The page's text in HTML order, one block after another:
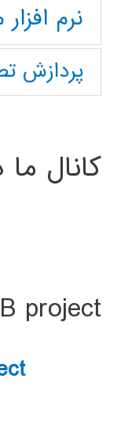
نرم
پردازش
کانال
project